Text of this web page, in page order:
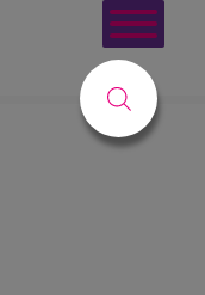
Set (EN ES)